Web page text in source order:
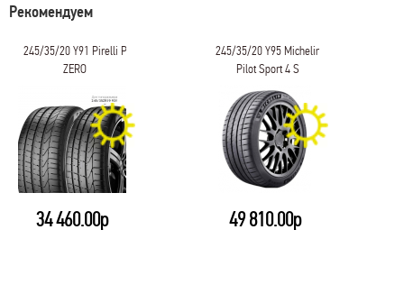
Рекомендуем
245/35/20 Y91 Pirelli P
ZERO
34 460.00р
245/35/20 Y95 Michelin
Pilot Sport 4 S
49 810.00р